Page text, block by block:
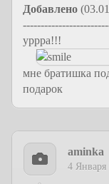
Добавлено
уррра!!!
мне братишка
подарок
aminka
4 Января